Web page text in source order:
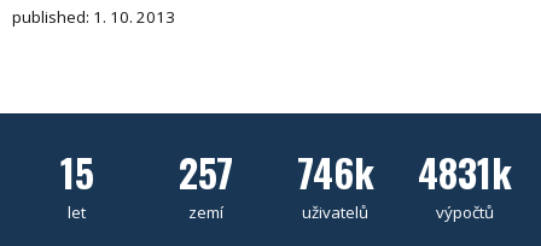
published: 1. 10. 2013
15
let
257
zemí
746k
uživatelů
4831k
výpočtů